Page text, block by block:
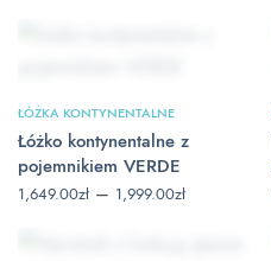
ŁÓŻKA KONTYNENTALNE
Łóżko kontynentalne z
pojemnikiem VERDE
1,649.00zł – 1,999.00złZakres